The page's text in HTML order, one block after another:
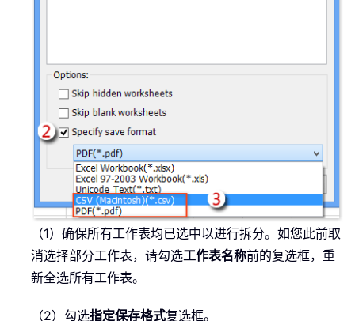
（1）确保所有工作表均已选中以进行拆分。如您此前取
消选择部分工作表，请勾选工作表名称前的复选框，重
新全选所有工作表。
（2）勾选指定保存格式复选框。